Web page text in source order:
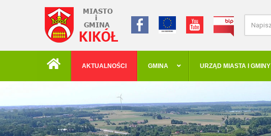
AKTUALNOŚCI GMINA URZĄD MIASTA I GMINY